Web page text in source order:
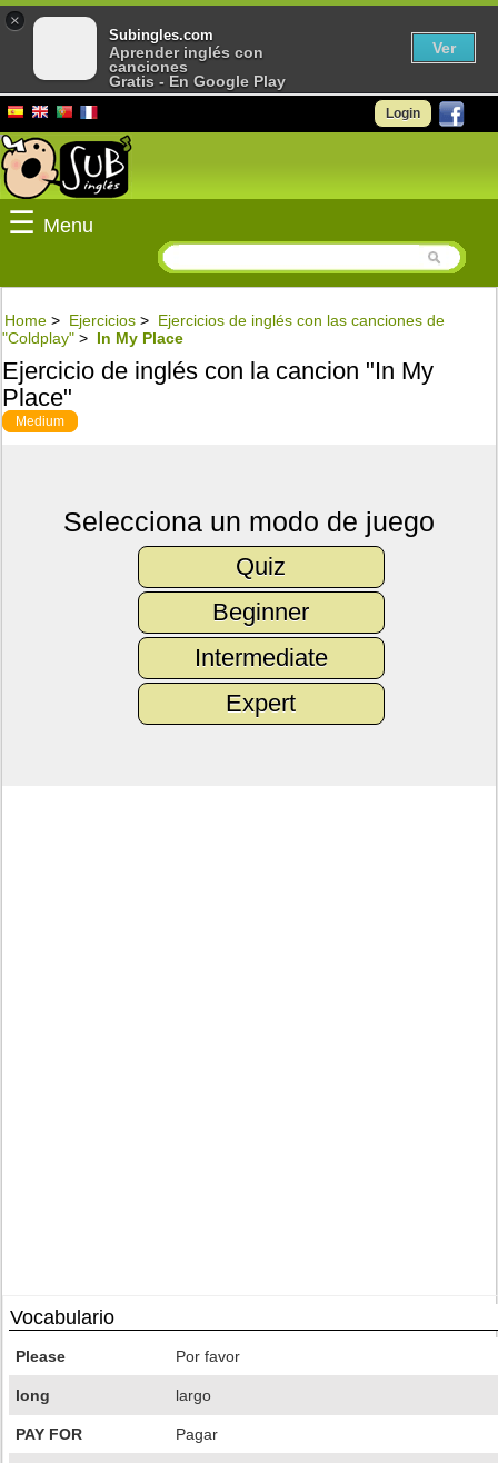
Login
☰ Menu
Home > Ejercicios > Ejercicios de inglés con las canciones de
"Coldplay" > In My Place
Ejercicio de inglés con la cancion "In My
Place"
Medium
Selecciona un modo de juego
Quiz
Beginner
Intermediate
Expert
Vocabulario
Please Por favor
long largo
PAY FOR Pagar
×
Subingles.com
Aprender inglés con
canciones
Gratis - En Google Play
Ver